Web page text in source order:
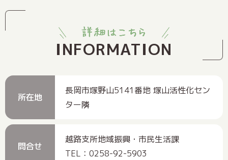
INFORMATION
所在地
長岡市塚野山5141番地 塚山活性化セン
ター隣
問合せ
越路支所地域振興・市民生活課
TEL：0258-92-5903